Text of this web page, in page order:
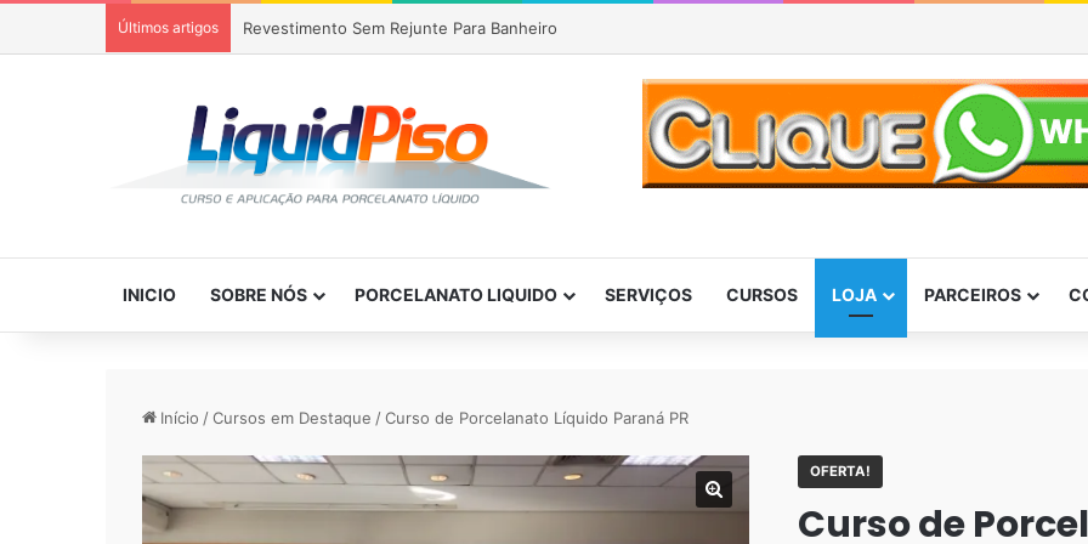
Últimos artigos Revestimento Sem Rejunte Para Banheiro
INICIO SOBRE NÓS PORCELANATO LIQUIDO SERVIÇOS CURSOS LOJA PARCEIROS
Início /Cursos em Destaque /Curso de Porcelanato Líquido Paraná PR
OFERTA!
Curso de